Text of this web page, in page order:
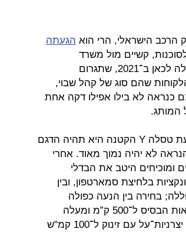
הרכב הישראלי, הרי הוא הגעתה
קשיים מול משרד
התחבורה, כל אלה לא ישפיעו על הגעתה של טסלה לכאן ב־2021, שתגרום
שהם סוג של קהל שבוי,
כנראה לא בילו אפילו דקה אחת
המותג.
טסלה 3 היא הדגם החשוב ביותר, מכיוון שעד הגעת טסלה Y הקטנה היא תהיה הדגם
לא יהיה נמוך מאוד. אחרי
ומוכיחים היטב את הבדלי
בלחיצת סמארטפון, ובין
בחירה בין הנעה כפולה
להנעה אחורית; וטווח אשר נע בין 350 ק”מ בגרסאות הבסיס ל־500 ק”מ ומעלה
בגרסאות הבכירות. הביצועים לקוחים מעולמן של יצרניות־על עם זינוק ל־100 קמ"ש